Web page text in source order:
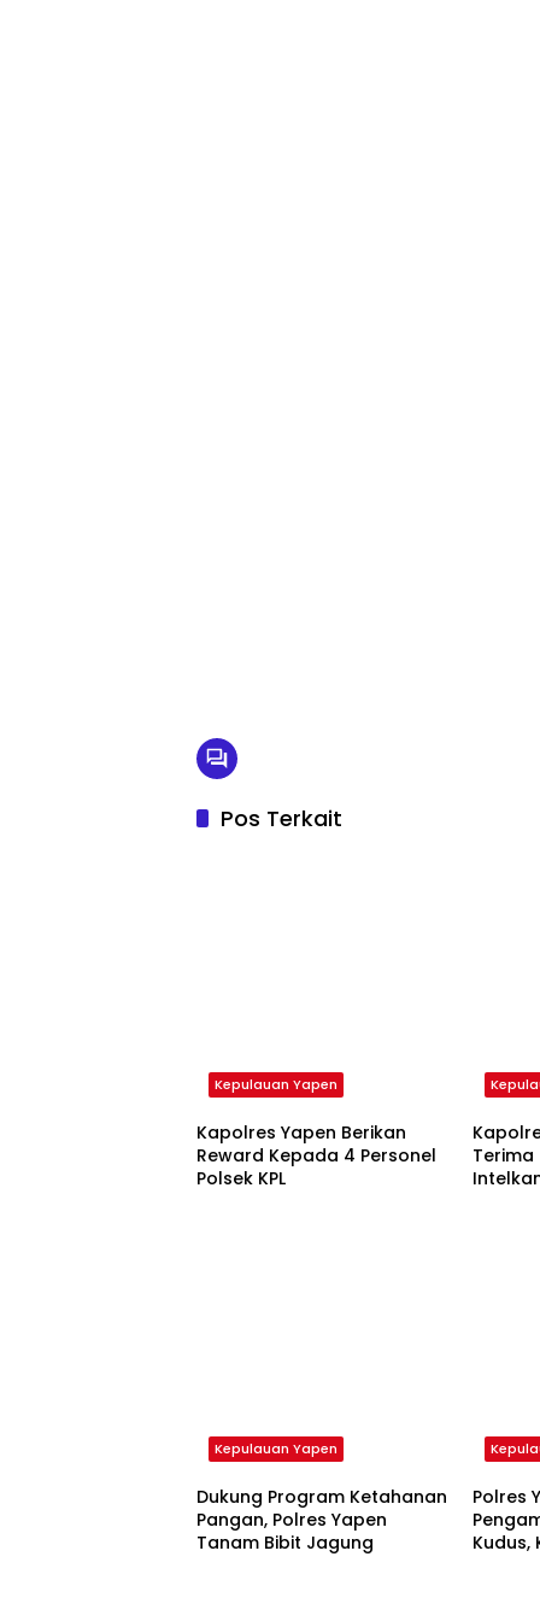
Pos Terkait
Kepulauan Yapen
Kapolres Yapen Berikan
Reward Kepada 4 Personel
Polsek KPL
Kepulauan Yapen
Dukung Program Ketahanan
Pangan, Polres Yapen
Tanam Bibit Jagung
Polres
Kudus,